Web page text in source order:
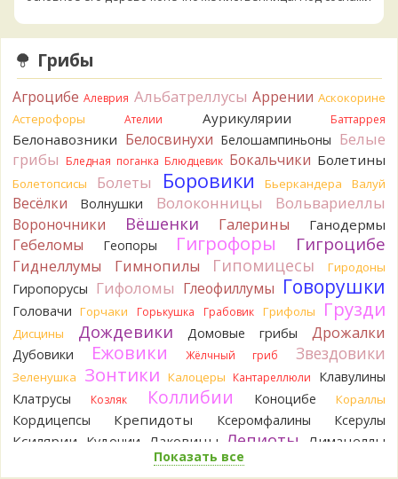
1 день назад
Katya20
1 день назад
Katya20 Навозник.
1 день назад
Verona Скорее всего он.
2 дня назад
Verona
Что-то из рядовок. Цвета на фото вряд ли
переданы правильно.
2 дня назад
Verona
Рядовка мыльная, судя по пластинкам.
Правильно сделали, что не взяли.
BorisM Подгруздок чёрный, или близкие виды
BorisM Сдаётся мне, на земле и в руке - разные грибы.
Кирилл
Вони не было, но вода и гриб при варке
начали желтеть. Выкинул. Большое спасибо.
2 дня назад
Спасибо.
Грибы
Агроцибе Алеврия Альбатреллусы Аррении Аскокорине
Астерофоры
Ателии Аурикулярии Баттаррея
Белонавозники Белосвинухи Белошампиньоны Белые
грибы Бледная поганка Блюдцевик Бокальчики Болетины
Болетопсисы Болеты Боровики Бьеркандера Валуй
Весёлки Волнушки Волоконницы Вольвариеллы
Вороночники Вёшенки Галерины Ганодермы
Гебеломы Геопоры Гигрофоры Гигроцибе
Гиднеллумы Гимнопилы Гипомицесы Гиродоны
Гиропорусы Гифоломы Глеофиллумы Говорушки
Головачи Горчаки Горькушка Грабовик Грифолы Грузди
Дисцины Дождевики Домовые грибы Дрожалки
Дубовики Ежовики Жёлчный гриб Звездовики
Зеленушка Зонтики Калоцеры Кантареллюли
Клавулины
Клатрусы
Козляк Коллибии Коноцибе Кораллы
Кордицепсы Крепидоты Ксеромфалины Ксерулы
Ксилярии Кудонии Лаковицы Лепиоты Лимацеллы
Лисички
Показать все